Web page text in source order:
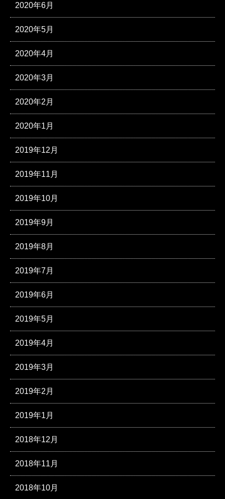
2020年6月
2020年5月
2020年4月
2020年3月
2020年2月
2020年1月
2019年12月
2019年11月
2019年10月
2019年9月
2019年8月
2019年7月
2019年6月
2019年5月
2019年4月
2019年3月
2019年2月
2019年1月
2018年12月
2018年11月
2018年10月